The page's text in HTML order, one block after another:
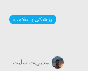
پزشکی و سلامت
مدیریت سایت